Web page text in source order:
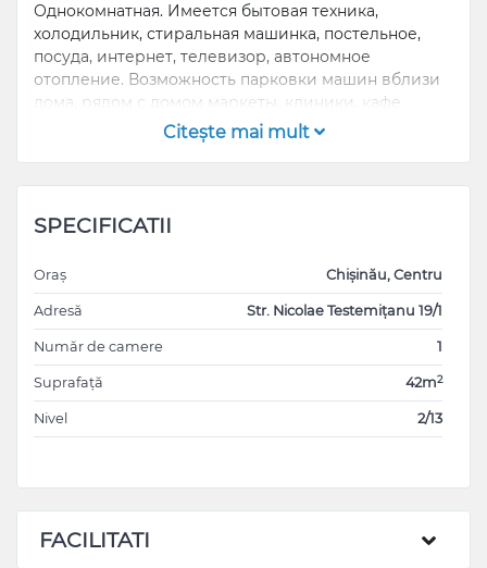
Однокомнатная. Имеется бытовая техника,
холодильник, стиральная машинка, постельное,
посуда, интернет, телевизор, автономное
отопление. Возможность парковки машин вблизи
дома, рядом с домом маркеты, клиники, кафе,
общественный транспорт
Citeşte mai mult
SPECIFICATII
Oraș Chișinău, Centru
Adresă Str. Nicolae Testemițanu 19/1
Număr de camere 1
Suprafață 42m2
Nivel 2/13
FACILITATI